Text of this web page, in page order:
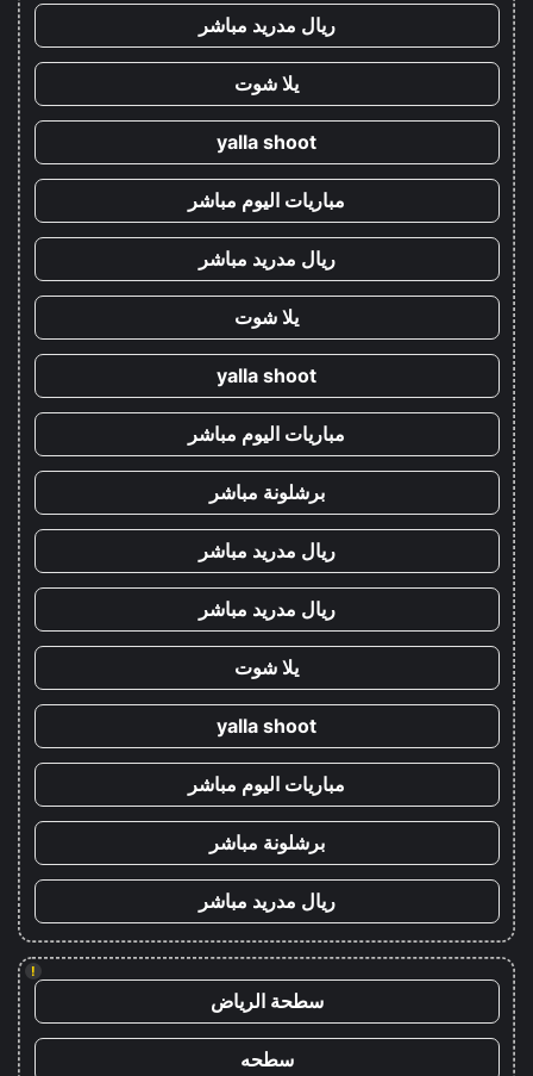
ريال مدريد مباشر
يلا شوت
yalla shoot
مباريات اليوم مباشر
ريال مدريد مباشر
يلا شوت
yalla shoot
مباريات اليوم مباشر
برشلونة مباشر
ريال مدريد مباشر
ريال مدريد مباشر
يلا شوت
yalla shoot
مباريات اليوم مباشر
برشلونة مباشر
ريال مدريد مباشر
!
سطحة الرياض
سطحه